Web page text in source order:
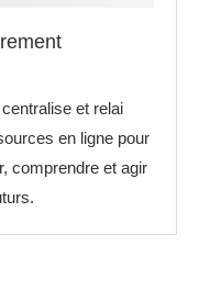
et relai
en ligne pour
comprendre et agir